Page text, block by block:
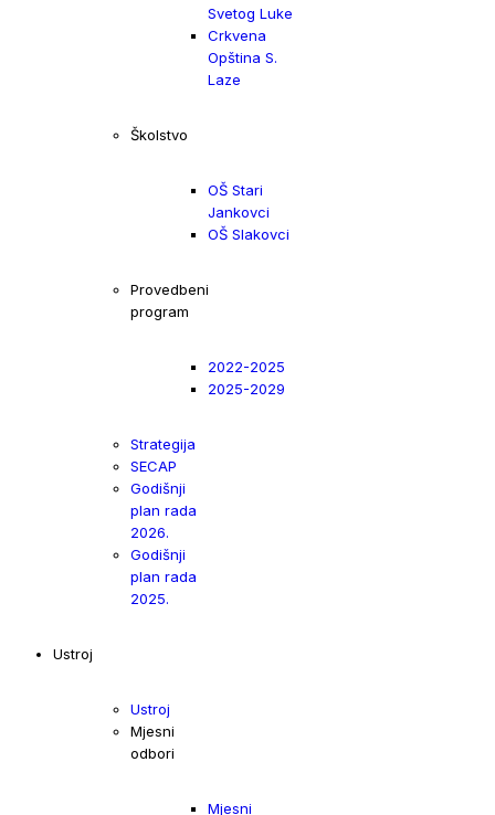
Svetog Luke
Crkvena
Opština S.
Laze
Školstvo
OŠ Stari
Jankovci
OŠ Slakovci
Provedbeni
program
2022-2025
2025-2029
Strategija
SECAP
Godišnji
plan rada
2026.
Godišnji
plan rada
2025.
Ustroj
Ustroj
Mjesni
odbori
Mjesni